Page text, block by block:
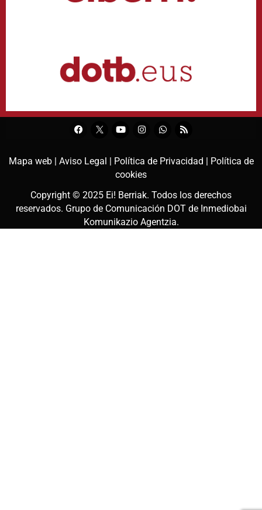
Mapa web | Aviso Legal | Política de Privacidad | Política de
cookies
Copyright © 2025 Ei! Berriak. Todos los derechos
reservados. Grupo de Comunicación DOT de Inmediobai
Komunikazio Agentzia.